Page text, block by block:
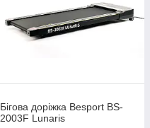
Бігова доріжка Besport BS-
2003F Lunaris